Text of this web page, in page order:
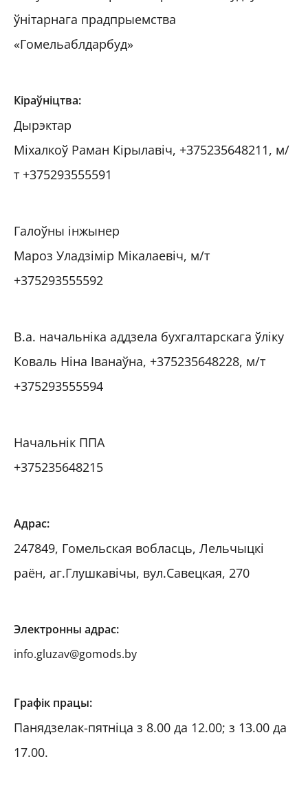
ўнітарнага прадпрыемства
«Гомельаблдарбуд»
Кіраўніцтва:
Дырэктар
Міхалкоў Раман Кірылавіч, +375235648211, м/
т +375293555591
Галоўны інжынер
Мароз Уладзімір Мікалаевіч, м/т
+375293555592
В.а. начальніка аддзела бухгалтарскага ўліку
Коваль Ніна Іванаўна, +375235648228, м/т
+375293555594
Начальнік ППА
+375235648215
Адрaс:
247849, Гомельская вобласць, Лельчыцкі
раён, аг.Глушкавічы, вул.Савецкая, 270
Электронны адрас:
info.gluzav@gomods.by
Графік працы:
Панядзелак-пятніца з 8.00 да 12.00; з 13.00 да
17.00.